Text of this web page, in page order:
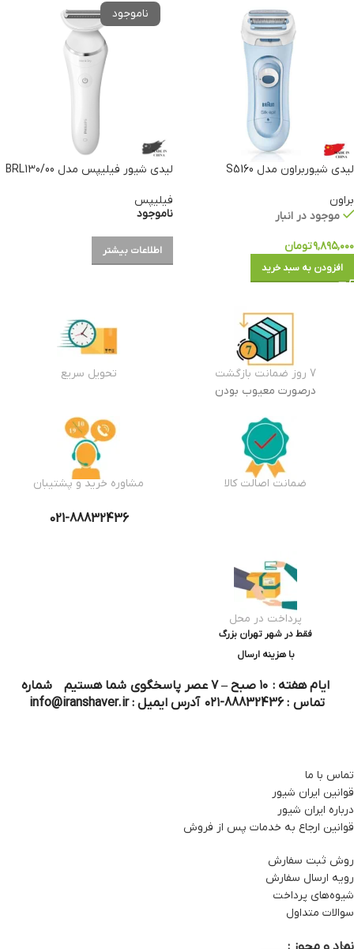
لیدی شیوربراون مدل S5160
براون
موجود در انبار
۹,۸۹۵,۰۰۰تومان
افزودن به سبد خرید
لیدی شیور فیلیپس مدل BRL130/00
فیلیپس
ناموجود
اطلاعات بیشتر
7 روز ضمانت بازگشت
درصورت معیوب بودن
تحویل سریع
ضمانت اصالت کالا مشاوره خرید و پشتیبان
021-88832436
پرداخت در محل
فقط در شهر تهران بزرگ
با هزینه ارسال
ایام هفته : ۱۰ صبح – ۷ عصر پاسخگوی شما هستیم شماره
تماس : 88832436-۰۲۱ آدرس ایمیل : info@iranshaver.ir
تماس با ما
قوانین ایران شیور
درباره ایران شیور
قوانین ارجاع به خدمات پس از فروش
روش ثبت سفارش
رویه ارسال سفارش
شیوه‌های پرداخت
سوالات متداول